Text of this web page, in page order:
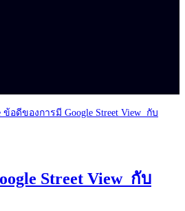
Street View กับ